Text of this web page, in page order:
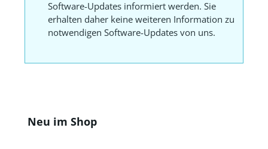
Software-Updates informiert werden. Sie
erhalten daher keine weiteren Information zu
notwendigen Software-Updates von uns.
Produktgalerie überspringen
Neu im Shop